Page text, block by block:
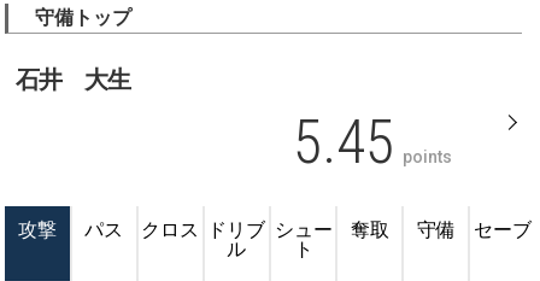
守備トップ
石井 大生
5.45 points
攻撃 パス クロス
ドリブ
ル
シュー
ト
奪取 守備 セーブ